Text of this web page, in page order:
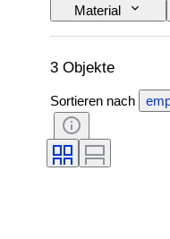
Material
3 Objekte
Sortieren nach